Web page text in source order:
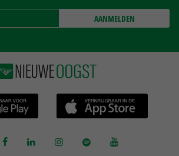
AANMELDEN